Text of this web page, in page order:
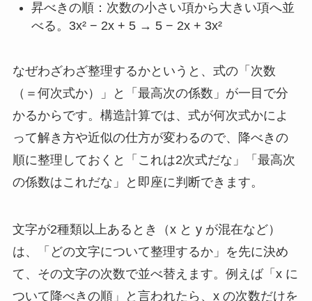
昇べきの順：次数の小さい項から大きい項へ並
べる。3x² − 2x + 5 → 5 − 2x + 3x²
なぜわざわざ整理するかというと、式の「次数
（＝何次式か）」と「最高次の係数」が一目で分
かるからです。構造計算では、式が何次式かによ
って解き方や近似の仕方が変わるので、降べきの
順に整理しておくと「これは2次式だな」「最高次
の係数はこれだな」と即座に判断できます。
文字が2種類以上あるとき（x と y が混在など）
は、「どの文字について整理するか」を先に決め
て、その文字の次数で並べ替えます。例えば「x に
ついて降べきの順」と言われたら、x の次数だけを